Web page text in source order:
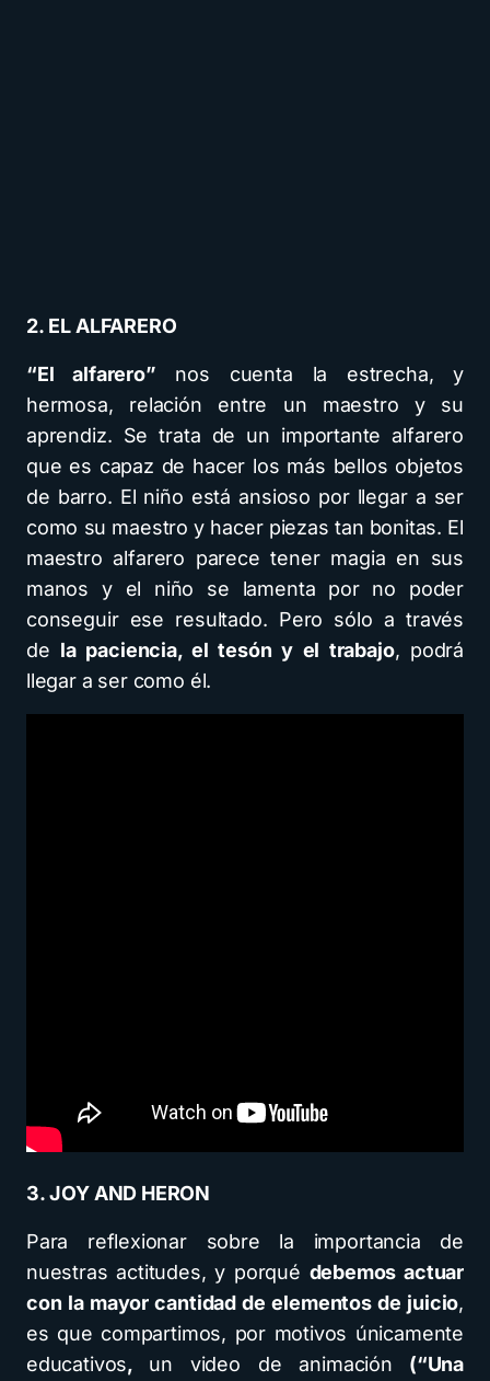
2. EL ALFARERO
“El alfarero” nos cuenta la estrecha, y
hermosa, relación entre un maestro y su
aprendiz. Se trata de un importante alfarero
que es capaz de hacer los más bellos objetos
de barro. El niño está ansioso por llegar a ser
como su maestro y hacer piezas tan bonitas. El
maestro alfarero parece tener magia en sus
manos y el niño se lamenta por no poder
conseguir ese resultado. Pero sólo a través
de la paciencia, el tesón y el trabajo, podrá
llegar a ser como él.
3. JOY AND HERON
Para reflexionar sobre la importancia de
nuestras actitudes, y porqué debemos actuar
con la mayor cantidad de elementos de juicio,
es que compartimos, por motivos únicamente
educativos, un video de animación (“Una